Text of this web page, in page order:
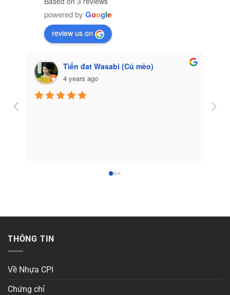
powered by Google
review us on
Tiến đat Wasabi (Cú mèo)
4 years ago
THÔNG TIN
Về Nhựa CPI
Chứng chỉ